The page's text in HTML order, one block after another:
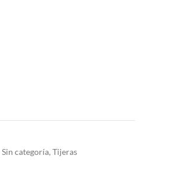
Sin categoría, Tijeras